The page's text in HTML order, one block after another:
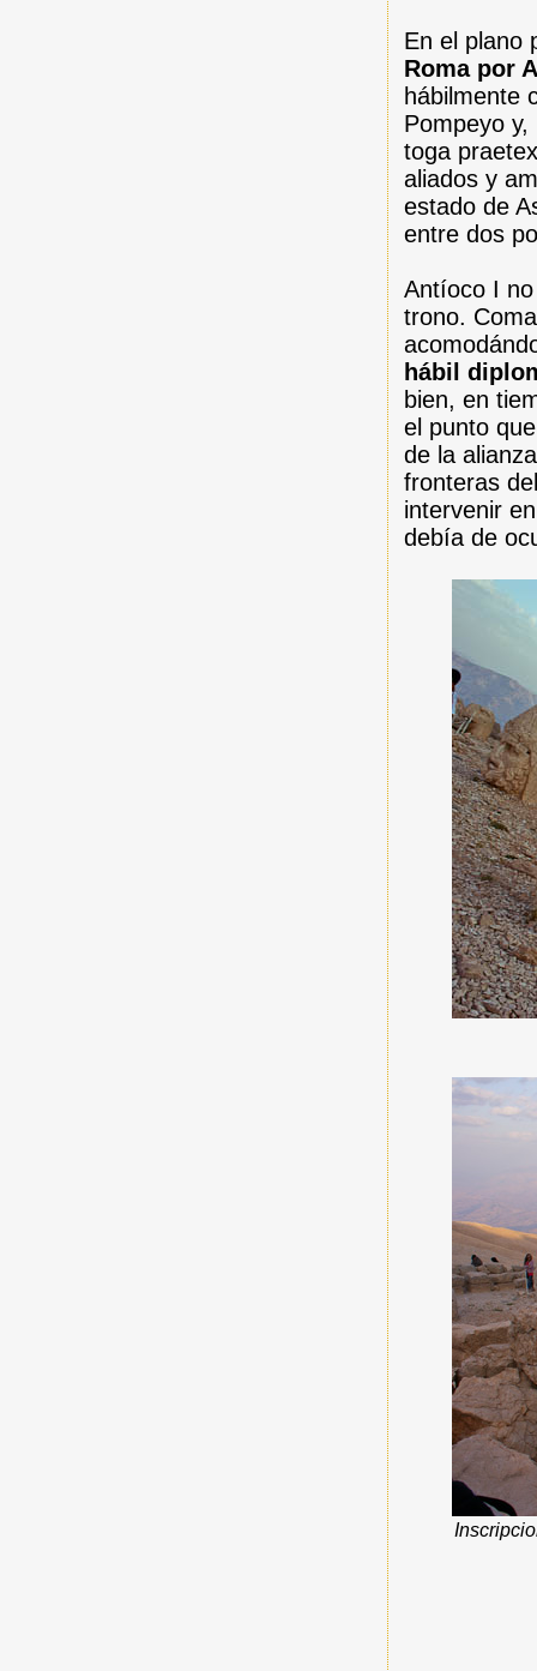
En el plano
Roma por
hábilmente
Pompeyo
toga
aliados y
estado de
entre dos
Antíoco I
trono.
hábil
bien, en
el punto
de la
fronteras
intervenir
debía de